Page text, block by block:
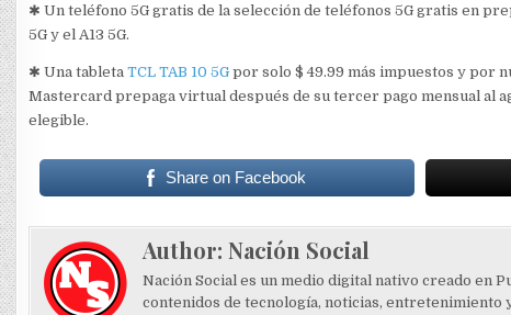
✱ Un teléfono 5G gratis de la selección de teléfonos 5G gratis en
5G y el A13 5G.
✱ Una tableta TCL TAB 10 5Gpor solo $ 49.99 más impuestos y por
Mastercard prepaga virtual después de su tercer pago mensual al
elegible.
Share on Facebook
Author: Nación Social
Nación Social es un medio digital nativo creado en
contenidos de tecnología, noticias, entretenimiento